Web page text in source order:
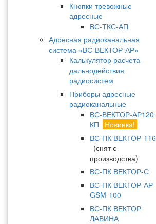
Кнопки тревожные
адресные
ВС-ТКС-АП
Адресная радиоканальная
система «ВС-ВЕКТОР-АР»
Калькулятор расчета
дальнодействия
радиосистем
Приборы адресные
радиоканальные
ВС-ВЕКТОР-АР120
КП
Новинка!
ВС-ПК ВЕКТОР-116
(снят с
производства)
ВС-ПК ВЕКТОР-С
ВС-ПК ВЕКТОР-АР
GSM-100
ВС-ПК ВЕКТОР
ЛАВИНА